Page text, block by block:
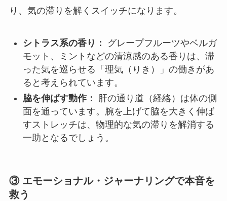
り、気の滞りを解くスイッチになります。
シトラス系の香り：
グレープフルーツやベルガ
モット、ミントなどの清涼感のある香りは、滞
った気を巡らせる「理気（りき）」の働きがあ
ると考えられています。
脇を伸ばす動作：
肝の通り道（経絡）は体の側
面を通っています。腕を上げて脇を大きく伸ば
すストレッチは、物理的な気の滞りを解消する
一助となるでしょう。
③ エモーショナル・ジャーナリングで本音を
救う